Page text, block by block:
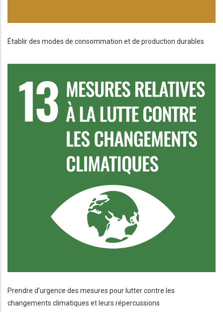
Établir des modes de consommation et de production durables
Prendre d’urgence des mesures pour lutter contre les
changements climatiques et leurs répercussions